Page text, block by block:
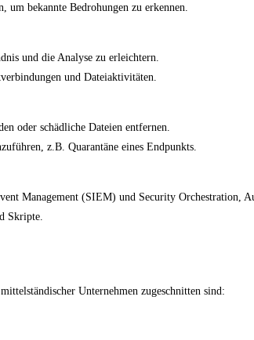
um bekannte Bedrohungen zu erkennen.
und die Analyse zu erleichtern.
und Dateiaktivitäten.
oder schädliche Dateien entfernen.
z.B. Quarantäne eines Endpunkts.
Management (SIEM) und Security Orchestration,
Skripte.
Unternehmen zugeschnitten sind: